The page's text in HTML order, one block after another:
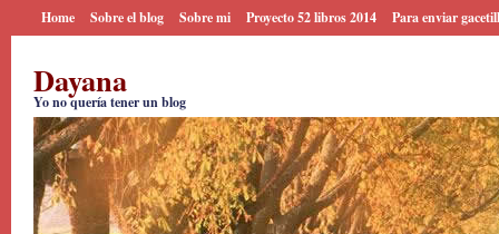
Home Sobre el blog Sobre mi Proyecto 52 libros 2014 Para enviar
Dayana
Yo no quería tener un blog